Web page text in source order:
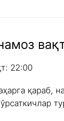
22:00
қараб,